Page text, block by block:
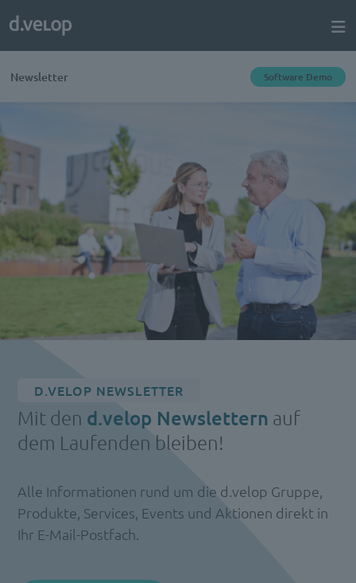
Newsletter Software Demo
D.VELOP NEWSLETTER
Mit den d.velop Newslettern auf
dem Laufenden bleiben!
Alle Informationen rund um die d.velop Gruppe,
Produkte, Services, Events und Aktionen direkt in
Ihr E-Mail-Postfach.